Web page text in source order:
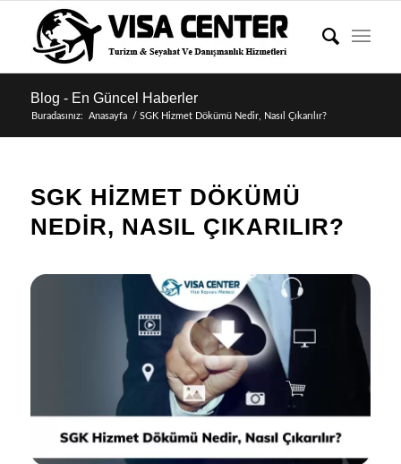
Blog - En Güncel Haberler
Buradasınız: Anasayfa / SGK Hizmet Dökümü Nedir, Nasıl Çıkarılır?
SGK HIZMET DÖKÜMÜ
NEDIR, NASIL ÇIKARILIR?